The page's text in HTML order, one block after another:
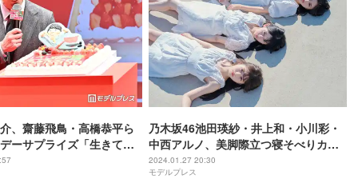
、齋藤飛鳥・高橋恭平ら
ーサプライズ「生きてき
“ディアお父さん”に大照
乃木坂46池田瑛紗・井上和・小川彩・
中西アルノ、美脚際立つ寝そべりカッ
ト公開＜あの頃、乃木坂にいた＞
2024.01.27 20:30
モデルプレス